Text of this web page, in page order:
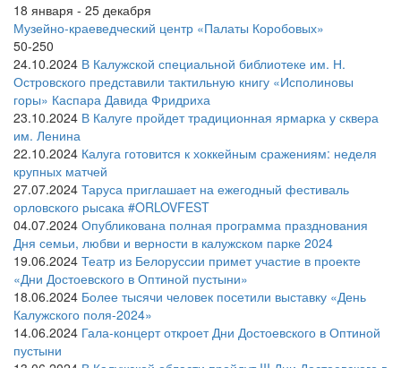
18 января - 25 декабря
Музейно-краеведческий центр «Палаты Коробовых»
50-250
24.10.2024 В Калужской специальной библиотеке им. Н.
Островского представили тактильную книгу «Исполиновы
горы» Каспара Давида Фридриха
23.10.2024 В Калуге пройдет традиционная ярмарка у сквера
им. Ленина
22.10.2024 Калуга готовится к хоккейным сражениям: неделя
крупных матчей
27.07.2024 Таруса приглашает на ежегодный фестиваль
орловского рысака #ORLOVFEST
04.07.2024 Опубликована полная программа празднования
Дня семьи, любви и верности в калужском парке 2024
19.06.2024 Театр из Белоруссии примет участие в проекте
«Дни Достоевского в Оптиной пустыни»
18.06.2024 Более тысячи человек посетили выставку «День
Калужского поля-2024»
14.06.2024 Гала-концерт откроет Дни Достоевского в Оптиной
пустыни